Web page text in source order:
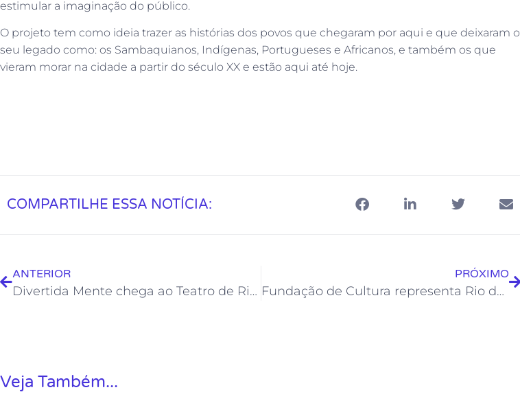
estimular a imaginação do público.
O projeto tem como ideia trazer as histórias dos povos que chegaram por aqui e que deixaram o
seu legado como: os Sambaquianos, Indígenas, Portugueses e Africanos, e também os que
vieram morar na cidade a partir do século XX e estão aqui até hoje.
COMPARTILHE ESSA NOTÍCIA:
ANTERIOR
Divertida Mente chega ao Teatro de Rio das Ostras
PRÓXIMO
Fundação de Cultura representa Rio das Ostras na 17ª edição da Rio Artes
Veja Também...